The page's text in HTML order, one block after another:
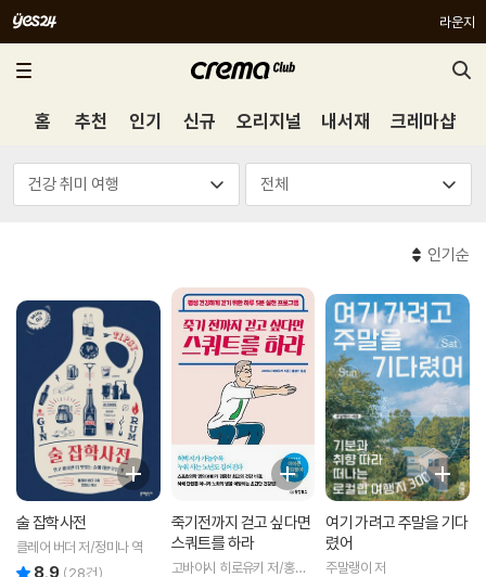
라운지
홈 추천 인기 신규 오리지널 내서재 크레마샵
인기순
술 잡학사전
클레어 버더 저/정미나 역
8.9 (28건)
죽기전까지 걷고 싶다면
스쿼트를 하라
고바야시 히로유키 저/홍성
여기 가려고 주말을 기다
렸어
주말랭이 저